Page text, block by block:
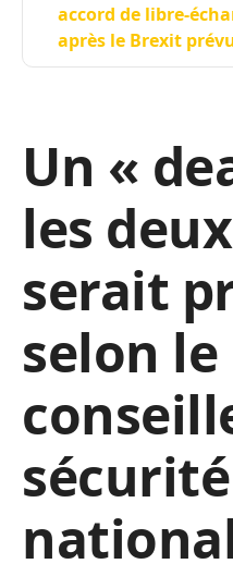
accord de libre-
après le Brexit
Un «
les
serait
selon le
sécurité